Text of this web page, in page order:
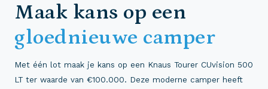
Maak kans op een
gloednieuwe camper
Met één lot maak je kans op een Knaus Tourer CUvision 500
LT ter waarde van €100.000. Deze moderne camper heeft